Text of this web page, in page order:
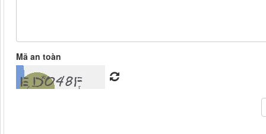
Mã an toàn